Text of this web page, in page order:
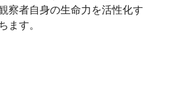
察者自身の生命力を活性化す
ます。